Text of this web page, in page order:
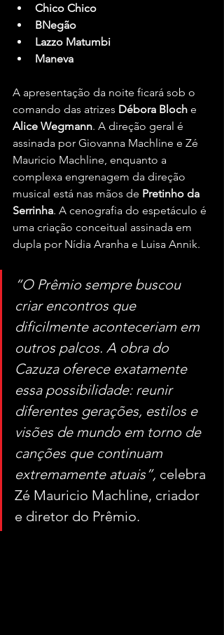
Chico Chico
BNegão
Lazzo Matumbi
Maneva
A apresentação da noite ficará sob o
comando das atrizes Débora Bloch e
Alice Wegmann. A direção geral é
assinada por Giovanna Machline e Zé
Mauricio Machline, enquanto a
complexa engrenagem da direção
musical está nas mãos de Pretinho da
Serrinha. A cenografia do espetáculo é
uma criação conceitual assinada em
dupla por Nídia Aranha e Luisa Annik.
“O Prêmio sempre buscou
criar encontros que
dificilmente aconteceriam em
outros palcos. A obra do
Cazuza oferece exatamente
essa possibilidade: reunir
diferentes gerações, estilos e
visões de mundo em torno de
canções que continuam
extremamente atuais”, celebra
Zé Mauricio Machline, criador
e diretor do Prêmio.